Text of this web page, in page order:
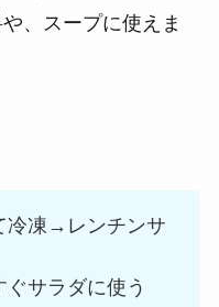
、スープに使えま
冷凍→レンチンサ
サラダに使う